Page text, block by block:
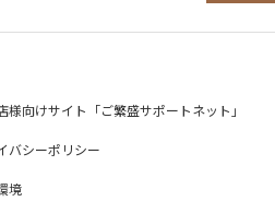
様向けサイト「ご繁盛サポートネット」
バシーポリシー
境